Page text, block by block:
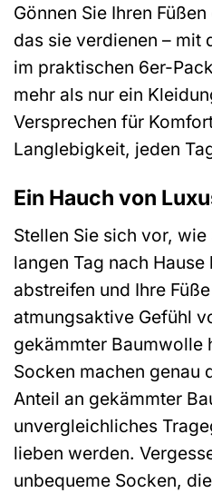
Gönnen Sie Ihren
das sie verdienen – mit
im praktischen 6er-
mehr als nur ein
Versprechen für
Langlebigkeit, jeden
Ein Hauch von
Stellen Sie sich vor, wie
langen Tag nach
abstreifen und Ihre
atmungsaktive Gefühl
gekämmter Baumwolle
Socken machen genau
Anteil an gekämmter
unvergleichliches
lieben werden.
unbequeme Socken,